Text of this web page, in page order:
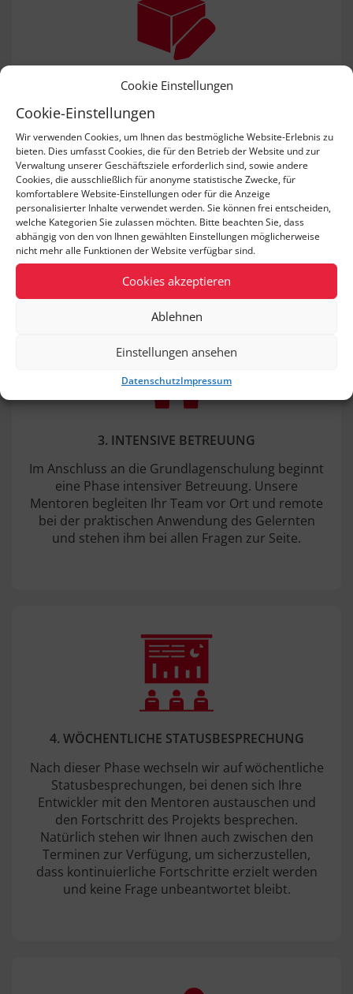
Cookie Einstellungen
Cookie-Einstellungen
Wir verwenden Cookies, um Ihnen das bestmögliche Website-Erlebnis zu
bieten. Dies umfasst Cookies, die für den Betrieb der Website und zur
Verwaltung unserer Geschäftsziele erforderlich sind, sowie andere
Cookies, die ausschließlich für anonyme statistische Zwecke, für
komfortablere Website-Einstellungen oder für die Anzeige
personalisierter Inhalte verwendet werden. Sie können frei entscheiden,
welche Kategorien Sie zulassen möchten. Bitte beachten Sie, dass
abhängig von den von Ihnen gewählten Einstellungen möglicherweise
nicht mehr alle Funktionen der Website verfügbar sind.
Cookies akzeptieren
Ablehnen
Einstellungen ansehen
DatenschutzImpressum
2. BASIS-ARCHITEKTUR ERSTELLEN
Zu Beginn erstellen unsere Architekten mit dem
Kunden eine Basis-Architektur, für das Initial-
Projekt, die darauf aufbaut die Grundlage für
zukünftige Projekte zu sein. Sie enthält
beispielsweise die Corporate-Identity, passende
Benutzer-Berechtigungen etc. Auch das
Erarbeiten, was kundenspezifische
Anforderungen sind, gehört zu dem Prozess.
3. INTENSIVE BETREUUNG
Im Anschluss an die Grundlagenschulung beginnt
eine Phase intensiver Betreuung. Unsere
Mentoren begleiten Ihr Team vor Ort und remote
bei der praktischen Anwendung des Gelernten
und stehen ihm bei allen Fragen zur Seite.
4. WÖCHENTLICHE STATUSBESPRECHUNG
Nach dieser Phase wechseln wir auf wöchentliche
Statusbesprechungen, bei denen sich Ihre
Entwickler mit den Mentoren austauschen und
den Fortschritt des Projekts besprechen.
Natürlich stehen wir Ihnen auch zwischen den
Terminen zur Verfügung, um sicherzustellen,
dass kontinuierliche Fortschritte erzielt werden
und keine Frage unbeantwortet bleibt.